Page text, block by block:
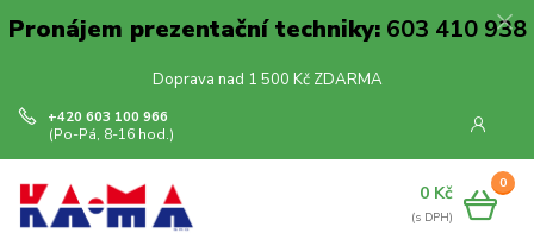
Pronájem prezentační techniky:603 410 938
Doprava nad 1 500 Kč ZDARMA
+420 603 100 966
(Po-Pá, 8-16 hod.)
0
0 Kč